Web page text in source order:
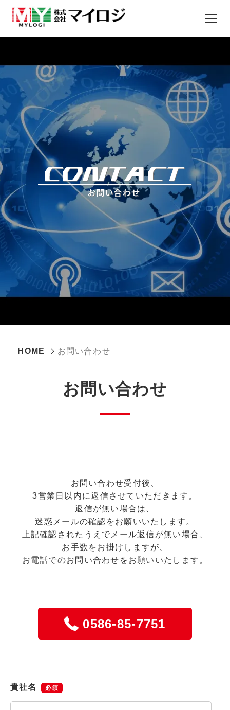
HOME お問い合わせ
お問い合わせ
お問い合わせ受付後、
3営業日以内に返信させていただきます。
返信が無い場合は、
迷惑メールの確認をお願いいたします。
上記確認されたうえでメール返信が無い場合、
お手数をお掛けしますが、
お電話でのお問い合わせをお願いいたします。
0586-85-7751
貴社名 必須